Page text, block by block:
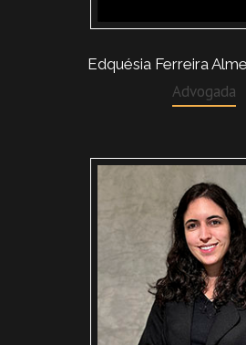
Edquésia Ferreira
Advogada